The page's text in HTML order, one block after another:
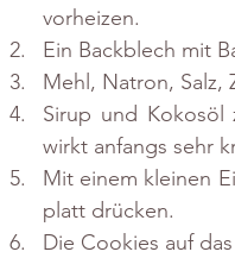
vorheizen.
Ein Backblech mit
Mehl, Natron, Salz,
Sirup und Kokosöl
wirkt anfangs sehr
Mit einem kleinen
platt drücken.
Die Cookies auf